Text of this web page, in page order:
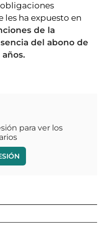
les ha expuesto en
de la
del abono de
para ver los